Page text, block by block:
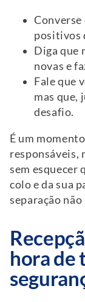
Converse
positivos
Diga que
novas e
Fale que
mas que,
desafio.
É um
responsáveis,
sem esquecer
colo e da sua
separação não
hora de